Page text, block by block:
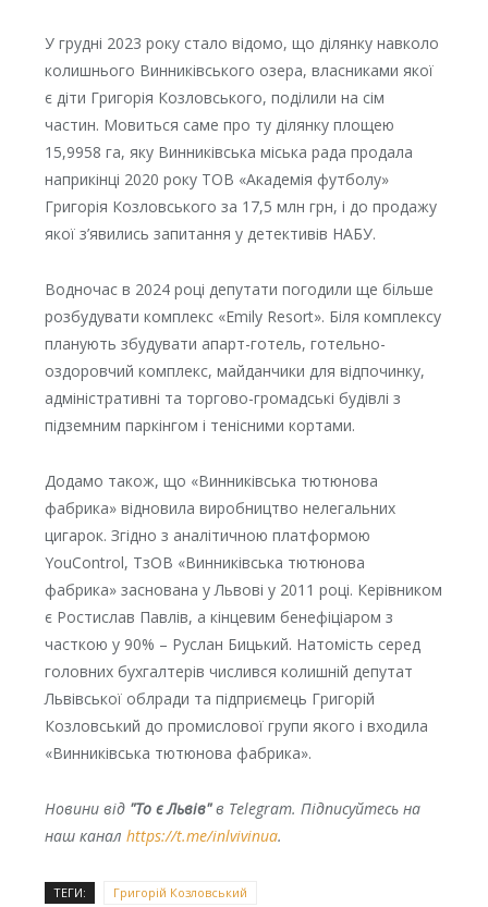
У грудні 2023 року стало відомо, що ділянку навколо
колишнього Винниківського озера, власниками якої
є діти Григорія Козловського, поділили на сім
частин. Мовиться саме про ту ділянку площею
15,9958 га, яку Винниківська міська рада продала
наприкінці 2020 року ТОВ «Академія футболу»
Григорія Козловського за 17,5 млн грн, і до продажу
якої з’явились запитання у детективів НАБУ.
Водночас в 2024 році депутати погодили ще більше
розбудувати комплекс «Emily Resort». Біля комплексу
планують збудувати апарт-готель, готельно-
оздоровчий комплекс, майданчики для відпочинку,
адміністративні та торгово-громадські будівлі з
підземним паркінгом і тенісними кортами.
Додамо також, що «Винниківська тютюнова
фабрика» відновила виробництво нелегальних
цигарок. Згідно з аналітичною платформою
YouControl, ТзОВ «Винниківська тютюнова
фабрика» заснована у Львові у 2011 році. Керівником
є Ростислав Павлів, а кінцевим бенефіціаром з
часткою у 90% – Руслан Бицький. Натомість серед
головних бухгалтерів числився колишній депутат
Львівської облради та підприємець Григорій
Козловський до промислової групи якого і входила
«Винниківська тютюнова фабрика».
Новини від "То є Львів"в Telegram. Підписуйтесь на
наш канал https://t.me/inlvivinua.
ТЕГИ: Григорій Козловський